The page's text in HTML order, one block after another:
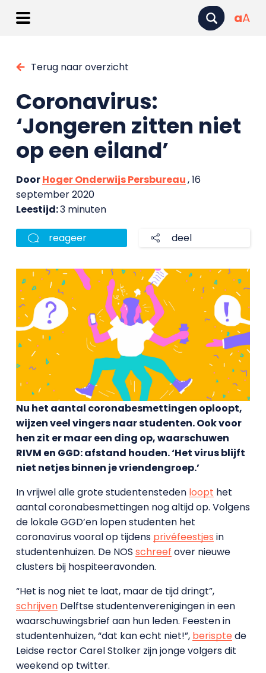
aA
Terug naar overzicht
Coronavirus:
‘Jongeren zitten niet
op een eiland’
DoorHoger Onderwijs Persbureau, 16
september 2020
Leestijd:3 minuten
reageer deel
Nu het aantal coronabesmettingen oploopt,
wijzen veel vingers naar studenten. Ook voor
hen zit er maar een ding op, waarschuwen
RIVM en GGD: afstand houden. ‘Het virus blijft
niet netjes binnen je vriendengroep.’
In vrijwel alle grote studentensteden loopt het
aantal coronabesmettingen nog altijd op. Volgens
de lokale GGD’en lopen studenten het
coronavirus vooral op tijdens privéfeestjes in
studentenhuizen. De NOS schreef over nieuwe
clusters bij hospiteeravonden.
“Het is nog niet te laat, maar de tijd dringt”,
schrijvenDelftse studentenverenigingen in een
waarschuwingsbrief aan hun leden. Feesten in
studentenhuizen, “dat kan echt niet!”, berisptede
Leidse rector Carel Stolker zijn jonge volgers dit
weekend op twitter.